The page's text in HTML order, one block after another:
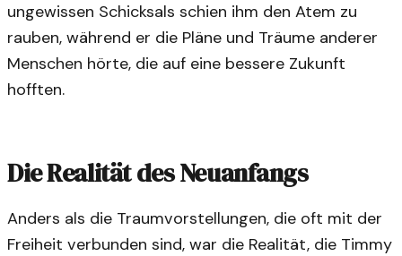
ungewissen Schicksals schien ihm den Atem zu
rauben, während er die Pläne und Träume anderer
Menschen hörte, die auf eine bessere Zukunft
hofften.
Die Realität des Neuanfangs
Anders als die Traumvorstellungen, die oft mit der
Freiheit verbunden sind, war die Realität, die Timmy